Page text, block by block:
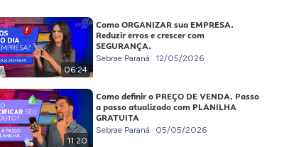
06:24
Como ORGANIZAR sua EMPRESA.
Reduzir erros e crescer com
SEGURANÇA.
Sebrae Paraná 12/05/2026
11:20
Como definir o PREÇO DE VENDA. Passo
a passo atualizado com PLANILHA
GRATUITA
Sebrae Paraná 05/05/2026